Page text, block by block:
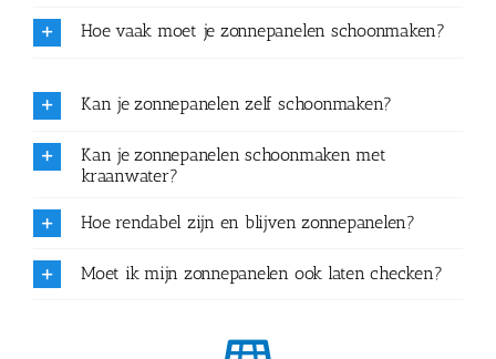
Hoe vaak moet je zonnepanelen schoonmaken?
Kan je zonnepanelen zelf schoonmaken?
Kan je zonnepanelen schoonmaken met
kraanwater?
Hoe rendabel zijn en blijven zonnepanelen?
Moet ik mijn zonnepanelen ook laten checken?